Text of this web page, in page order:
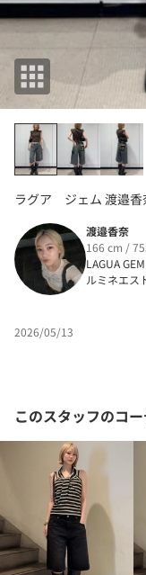
ラグア ジェム 渡邉香
渡邉香奈
166 cm /
LAGUA GEM
ルミネエス
2026/05/13
このスタッフのコ